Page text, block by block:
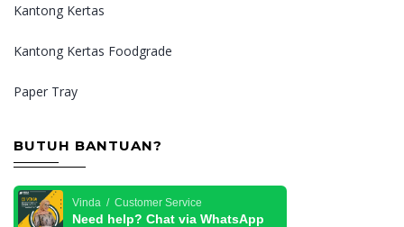
Kantong Kertas
Kantong Kertas Foodgrade
Paper Tray
BUTUH BANTUAN?
Vinda / Customer Service
Need help? Chat via WhatsApp